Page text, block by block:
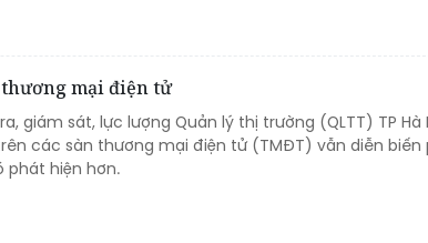
mại điện tử
giám sát, lực lượng Quản lý thị trường (QLTT) TP Hà
các sàn thương mại điện tử (TMĐT) vẫn diễn biến
phát hiện hơn.